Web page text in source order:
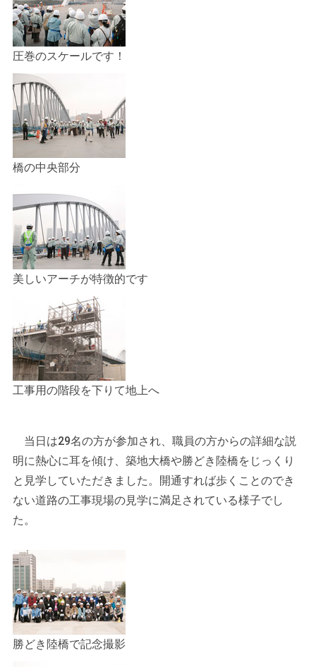
圧巻のスケールです！
橋の中央部分
美しいアーチが特徴的です
工事用の階段を下りて地上へ
当日は29名の方が参加され、職員の方からの詳細な説
明に熱心に耳を傾け、築地大橋や勝どき陸橋をじっくり
と見学していただきました。開通すれば歩くことのでき
ない道路の工事現場の見学に満足されている様子でし
た。
勝どき陸橋で記念撮影